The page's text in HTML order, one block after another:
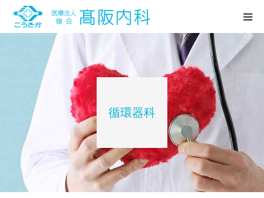
循環器科
HOME
診療案内
当院紹介
お知らせ